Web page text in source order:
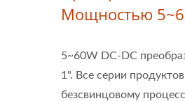
Мощностью
5~60W DC-DC
1". Все серии
безсвинцовому